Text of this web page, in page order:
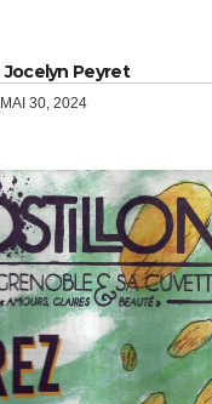
Jocelyn Peyret
MAI 30, 2024